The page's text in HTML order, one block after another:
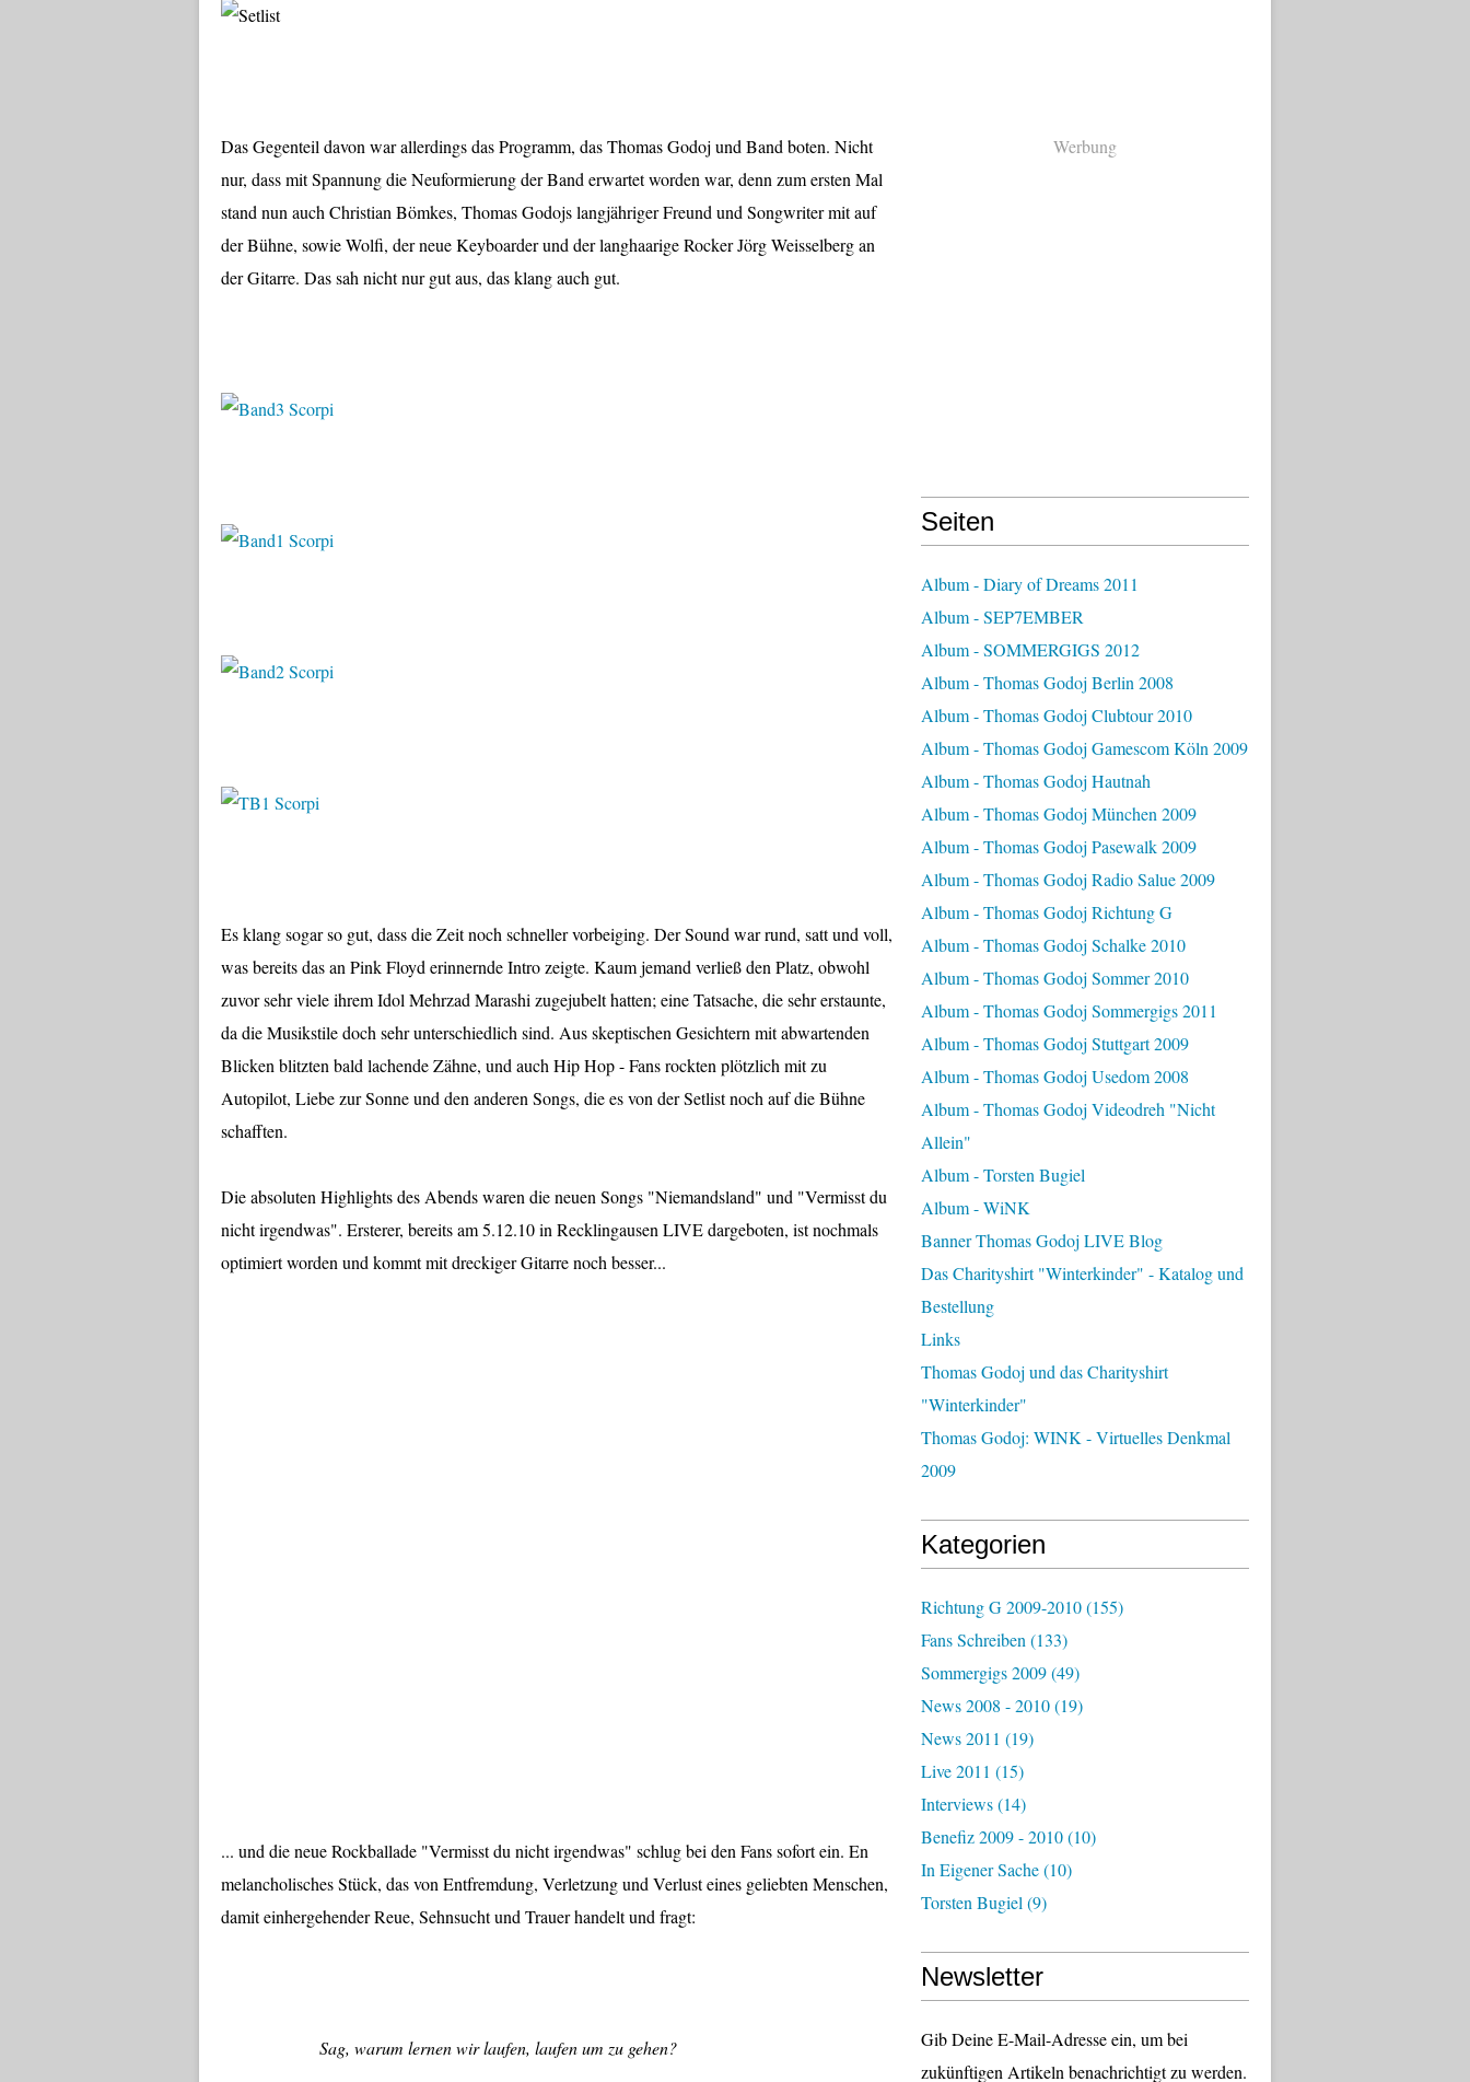
Das Gegenteil davon war allerdings das Programm, das Thomas Godoj und Band boten. Nicht
nur, dass mit Spannung die Neuformierung der Band erwartet worden war, denn zum ersten Mal
stand nun auch Christian Bömkes, Thomas Godojs langjähriger Freund und Songwriter mit auf
der Bühne, sowie Wolfi, der neue Keyboarder und der langhaarige Rocker Jörg Weisselberg an
der Gitarre. Das sah nicht nur gut aus, das klang auch gut.
Es klang sogar so gut, dass die Zeit noch schneller vorbeiging. Der Sound war rund, satt und voll,
was bereits das an Pink Floyd erinnernde Intro zeigte. Kaum jemand verließ den Platz, obwohl
zuvor sehr viele ihrem Idol Mehrzad Marashi zugejubelt hatten; eine Tatsache, die sehr erstaunte,
da die Musikstile doch sehr unterschiedlich sind. Aus skeptischen Gesichtern mit abwartenden
Blicken blitzten bald lachende Zähne, und auch Hip Hop - Fans rockten plötzlich mit zu
Autopilot, Liebe zur Sonne und den anderen Songs, die es von der Setlist noch auf die Bühne
schafften.
Die absoluten Highlights des Abends waren die neuen Songs "Niemandsland" und "Vermisst du
nicht irgendwas". Ersterer, bereits am 5.12.10 in Recklingausen LIVE dargeboten, ist nochmals
optimiert worden und kommt mit dreckiger Gitarre noch besser...
... und die neue Rockballade "Vermisst du nicht irgendwas" schlug bei den Fans sofort ein. En
melancholisches Stück, das von Entfremdung, Verletzung und Verlust eines geliebten Menschen,
damit einhergehender Reue, Sehnsucht und Trauer handelt und fragt:
Sag, warum lernen wir laufen, laufen um zu gehen?
Werbung
Seiten
Album - Diary of Dreams 2011
Album - SEP7EMBER
Album - SOMMERGIGS 2012
Album - Thomas Godoj Berlin 2008
Album - Thomas Godoj Clubtour 2010
Album - Thomas Godoj Gamescom Köln 2009
Album - Thomas Godoj Hautnah
Album - Thomas Godoj München 2009
Album - Thomas Godoj Pasewalk 2009
Album - Thomas Godoj Radio Salue 2009
Album - Thomas Godoj Richtung G
Album - Thomas Godoj Schalke 2010
Album - Thomas Godoj Sommer 2010
Album - Thomas Godoj Sommergigs 2011
Album - Thomas Godoj Stuttgart 2009
Album - Thomas Godoj Usedom 2008
Album - Thomas Godoj Videodreh "Nicht
Allein"
Album - Torsten Bugiel
Album - WiNK
Banner Thomas Godoj LIVE Blog
Das Charityshirt "Winterkinder" - Katalog und
Bestellung
Links
Thomas Godoj und das Charityshirt
"Winterkinder"
Thomas Godoj: WINK - Virtuelles Denkmal
2009
Kategorien
Richtung G 2009-2010(155)
Fans Schreiben (133)
Sommergigs 2009(49)
News 2008 - 2010(19)
News 2011 (19)
Live 2011 (15)
Interviews(14)
Benefiz 2009 - 2010(10)
In Eigener Sache(10)
Torsten Bugiel (9)
Newsletter
Gib Deine E-Mail-Adresse ein, um bei
zukünftigen Artikeln benachrichtigt zu werden.